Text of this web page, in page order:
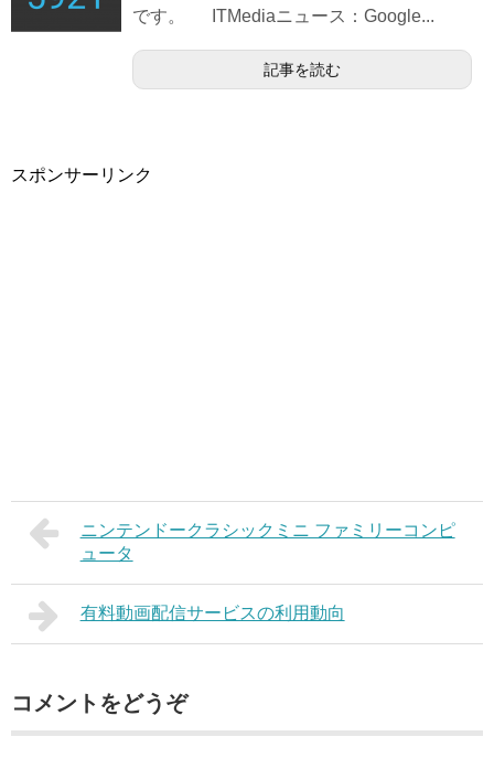
です。 ITMediaニュース：Google...
記事を読む
スポンサーリンク
ニンテンドークラシックミニ ファミリーコンピ
ュータ
有料動画配信サービスの利用動向
コメントをどうぞ